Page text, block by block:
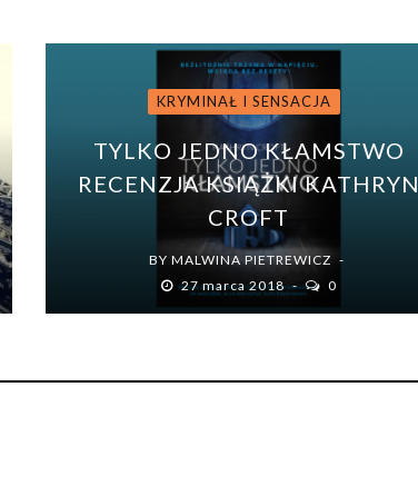
KRYMINAŁ I SENSACJA
TYLKO JEDNO KŁAMSTWO
RECENZJA KSIĄŻKI KATHRYN
CROFT
BY MALWINA PIETREWICZ
27 marca 2018
0